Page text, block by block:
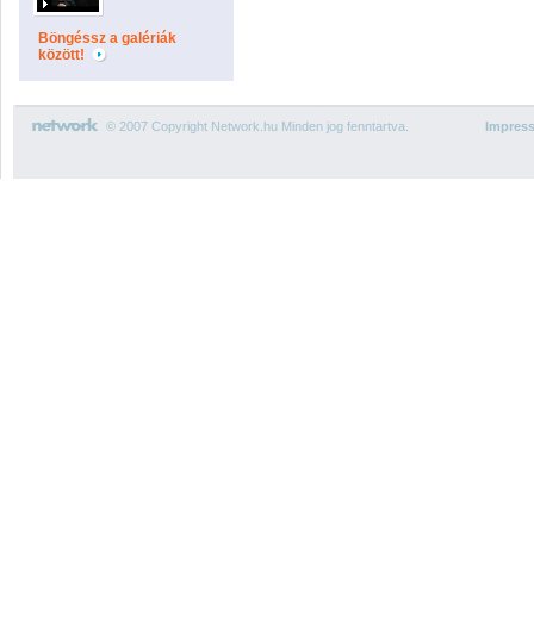
Böngéssz a galériák
között!
© 2007 Copyright Network.hu Minden jog fenntartva.